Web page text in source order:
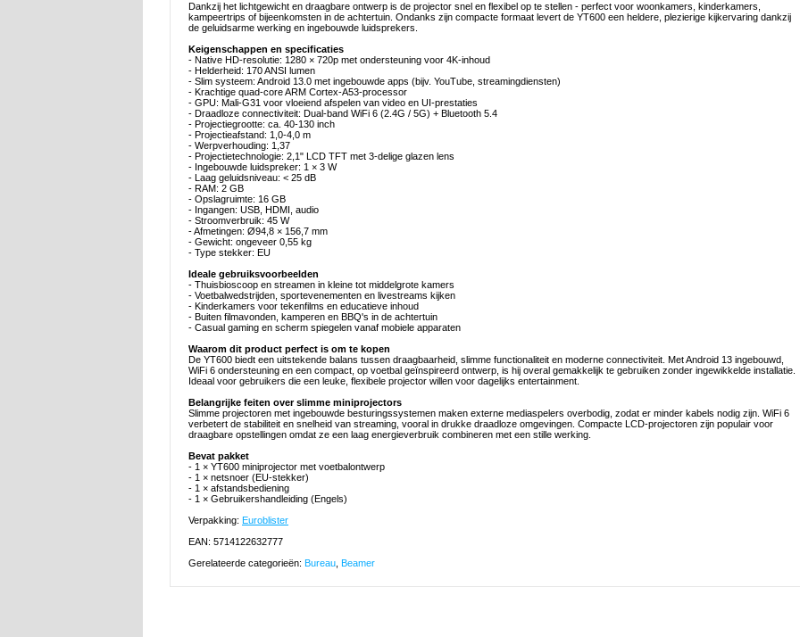
Dankzij het lichtgewicht en draagbare ontwerp is de projector snel en flexibel op te stellen - perfect voor woonkamers, kinderkamers,
kampeertrips of bijeenkomsten in de achtertuin. Ondanks zijn compacte formaat levert de YT600 een heldere, plezierige kijkervaring dankzij
de geluidsarme werking en ingebouwde luidsprekers.
Keigenschappen en specificaties
- Native HD-resolutie: 1280 × 720p met ondersteuning voor 4K-inhoud
- Helderheid: 170 ANSI lumen
- Slim systeem: Android 13.0 met ingebouwde apps (bijv. YouTube, streamingdiensten)
- Krachtige quad-core ARM Cortex-A53-processor
- GPU: Mali-G31 voor vloeiend afspelen van video en UI-prestaties
- Draadloze connectiviteit: Dual-band WiFi 6 (2.4G / 5G) + Bluetooth 5.4
- Projectiegrootte: ca. 40-130 inch
- Projectieafstand: 1,0-4,0 m
- Werpverhouding: 1,37
- Projectietechnologie: 2,1" LCD TFT met 3-delige glazen lens
- Ingebouwde luidspreker: 1 × 3 W
- Laag geluidsniveau: < 25 dB
- RAM: 2 GB
- Opslagruimte: 16 GB
- Ingangen: USB, HDMI, audio
- Stroomverbruik: 45 W
- Afmetingen: Ø94,8 × 156,7 mm
- Gewicht: ongeveer 0,55 kg
- Type stekker: EU
Ideale gebruiksvoorbeelden
- Thuisbioscoop en streamen in kleine tot middelgrote kamers
- Voetbalwedstrijden, sportevenementen en livestreams kijken
- Kinderkamers voor tekenfilms en educatieve inhoud
- Buiten filmavonden, kamperen en BBQ's in de achtertuin
- Casual gaming en scherm spiegelen vanaf mobiele apparaten
Waarom dit product perfect is om te kopen
De YT600 biedt een uitstekende balans tussen draagbaarheid, slimme functionaliteit en moderne connectiviteit. Met Android 13 ingebouwd,
WiFi 6 ondersteuning en een compact, op voetbal geïnspireerd ontwerp, is hij overal gemakkelijk te gebruiken zonder ingewikkelde installatie.
Ideaal voor gebruikers die een leuke, flexibele projector willen voor dagelijks entertainment.
Belangrijke feiten over slimme miniprojectors
Slimme projectoren met ingebouwde besturingssystemen maken externe mediaspelers overbodig, zodat er minder kabels nodig zijn. WiFi 6
verbetert de stabiliteit en snelheid van streaming, vooral in drukke draadloze omgevingen. Compacte LCD-projectoren zijn populair voor
draagbare opstellingen omdat ze een laag energieverbruik combineren met een stille werking.
Bevat pakket
- 1 × YT600 miniprojector met voetbalontwerp
- 1 × netsnoer (EU-stekker)
- 1 × afstandsbediening
- 1 × Gebruikershandleiding (Engels)
Verpakking: Euroblister
EAN: 5714122632777
Gerelateerde categorieën: Bureau Beamer